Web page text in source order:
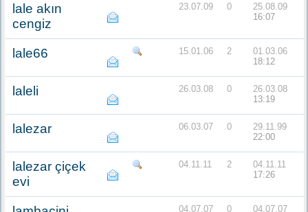
lale akın
cengiz
23.07.09 0
25.08.09
16:07
lale66 15.01.06 2
01.03.06
18:12
laleli 26.03.08 0
26.03.08
13:19
lalezar 06.03.07 0
29.11.99
22:00
lalezar çiçek
evi
04.11.11 2
04.11.11
17:26
04.07.07 0
04.07.07